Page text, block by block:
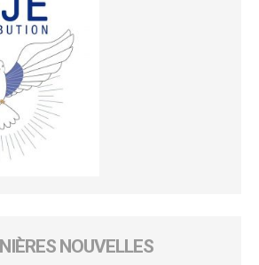
NOUVELLES